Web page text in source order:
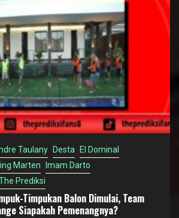
Taulany Desta El Dominal
Marten Imam Darto
Prediksi
Timpukan Balon Dimulai, Team
Siapakah Pemenangnya?